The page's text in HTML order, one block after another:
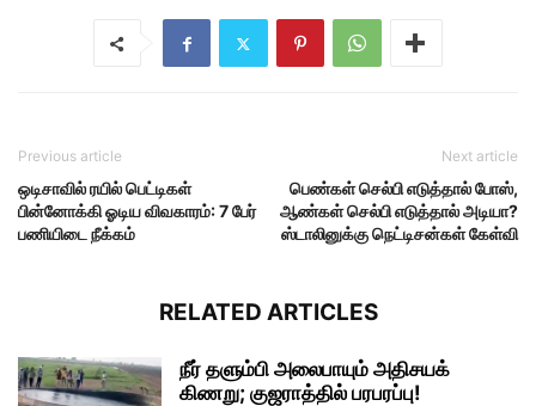
Previous article
ஒடிசாவில் ரயில் பெட்டிகள்
பின்னோக்கி ஓடிய விவகாரம்: 7 பேர்
பணியிடை நீக்கம்
Next article
பெண்கள் செல்பி எடுத்தால் போஸ்,
ஆண்கள் செல்பி எடுத்தால் அடியா?
ஸ்டாலினுக்கு நெட்டிசன்கள் கேள்வி
RELATED ARTICLES
நீர் தளும்பி அலைபாயும் அதிசயக்
கிணறு; குஜராத்தில் பரபரப்பு!